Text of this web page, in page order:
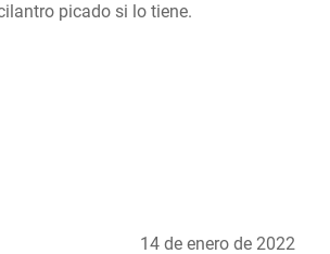
picado si lo tiene.
14 de enero de 2022